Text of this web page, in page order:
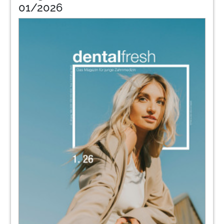
32Interview mit Dres. Scharf & Lagan: „Wir
schaffen das!“
Dr. Susanne Scharf und Dr. Andreas Lagan im
Interview: "Ich nehme meine Projekte gern
in die eigenen Hände"
Daniel Slusarcik im Gespräch mit Dr. Dr. Julian
Zum Uniset mit einem Klick
Lilli Bernitzki im Gespräch mit Johanna Gellrich
KaVo Dental GmbH
Kolumne: Integrative Oral Medizin (IOM)
01/2026